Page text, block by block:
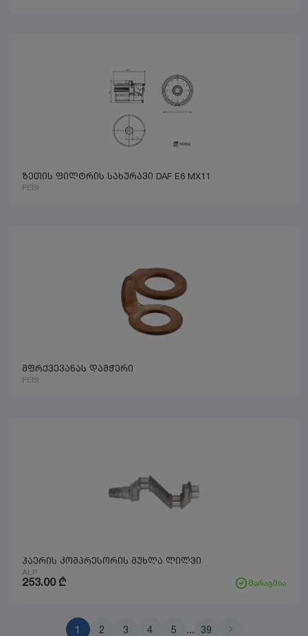
ზეთის ფილტრის სახურავი DAF E6 MX11
FEBI
მფრქვევანას დამჭერი
FEBI
ჰაერის კომპრესორის მუხლა ლილვი
ALP
მარაგშია
253.00 ₾
1 2 3 4 5 ... 39